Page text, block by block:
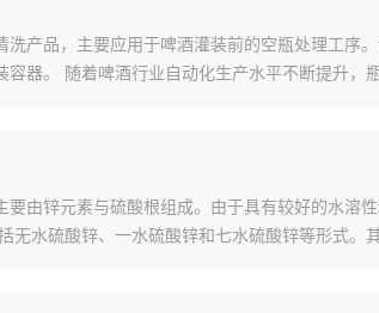
产品，主要应用于啤酒灌装前的空瓶处理工序
器。 随着啤酒行业自动化生产水平不断提升，
由锌元素与硫酸根组成。由于具有较好的水溶
水硫酸锌、一水硫酸锌和七水硫酸锌等形式。